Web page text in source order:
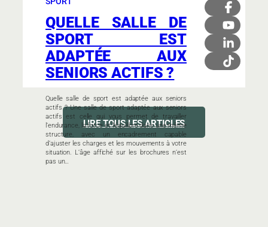
QUELLE SALLE DE
SPORT EST
ADAPTÉE AUX
SENIORS ACTIFS ?
Quelle salle de sport est adaptée aux seniors
actifs ? Une salle de sport adaptée aux seniors
actifs est celle qui vous permet de travailler
l’endurance, la force et l’équilibre dans une même
structure, avec un encadrement capable
d’ajuster les charges et les mouvements à votre
situation. L’âge affiché sur les brochures n’est
pas un…
LIRE TOUS LES ARTICLES